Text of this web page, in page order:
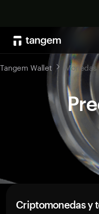
Tangem Wallet
Criptomonedas y